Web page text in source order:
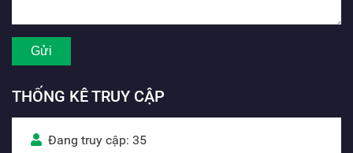
THỐNG KÊ TRUY CẬP
Đang truy cập: 35